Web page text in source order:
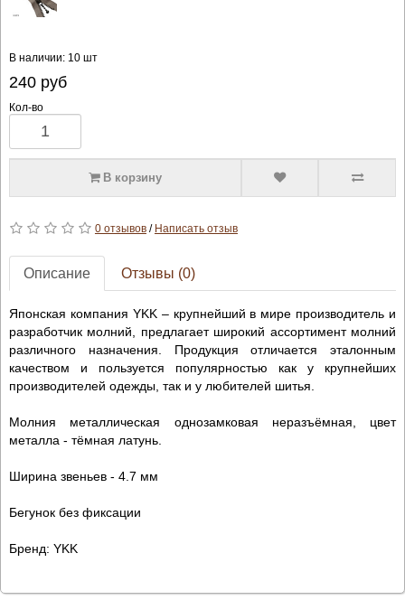
В наличии: 10 шт
240руб
Кол-во
В корзину
0 отзывов/ Написать отзыв
Описание Отзывы (0)
Японская компания YKK – крупнейший в мире производитель и
разработчик молний, предлагает широкий ассортимент молний
различного назначения. Продукция отличается эталонным
качеством и пользуется популярностью как у крупнейших
производителей одежды, так и у любителей шитья.
Молния металлическая однозамковая неразъёмная, цвет
металла - тёмная латунь.
Ширина звеньев - 4.7 мм
Бегунок без фиксации
Бренд: YKK